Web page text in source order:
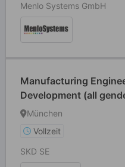
Menlo Systems GmbH
Manufacturing
Development (all
München
Vollzeit
SKD SE